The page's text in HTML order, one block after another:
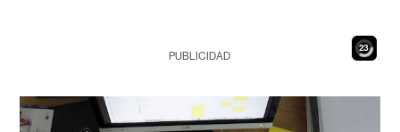
22
PUBLICIDAD